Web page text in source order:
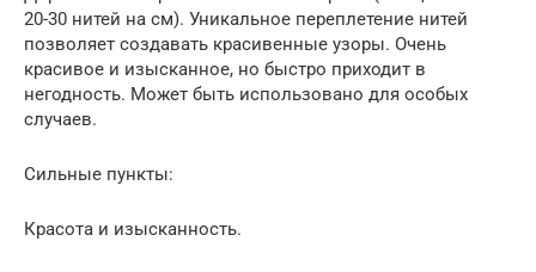
20-30 нитей на см). Уникальное переплетение нитей
позволяет создавать красивенные узоры. Очень
красивое и изысканное, но быстро приходит в
негодность. Может быть использовано для особых
случаев.
Сильные пункты:
Красота и изысканность.